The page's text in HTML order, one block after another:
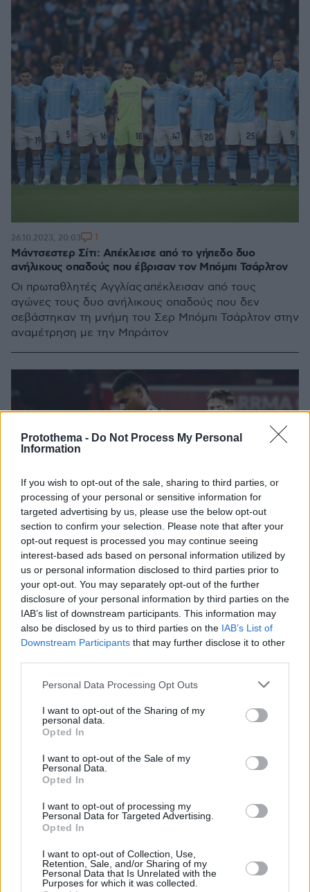
Protothema - Do Not Process My Personal
Information
If you wish to opt-out of the sale, sharing to third parties, or
processing of your personal or sensitive information for
targeted advertising by us, please use the below opt-out
section to confirm your selection. Please note that after your
opt-out request is processed you may continue seeing
interest-based ads based on personal information utilized by
us or personal information disclosed to third parties prior to
your opt-out. You may separately opt-out of the further
disclosure of your personal information by third parties on the
IAB’s list of downstream participants. This information may
also be disclosed by us to third parties on the IAB’s List of
Downstream Participants that may further disclose it to other
Please note that this website/app uses one or more Google
not limited to your visit or usage behaviour. You may click to
grant or deny consent to Google and its third-party tags to
use your data for below specified purposes in below Google
consent section.
Personal Data Processing Opt Outs
I want to opt-out of the Sharing of my
personal data.
Opted In
I want to opt-out of the Sale of my
Personal Data.
Opted In
I want to opt-out of processing my
Personal Data for Targeted Advertising.
Opted In
I want to opt-out of Collection, Use,
Retention, Sale, and/or Sharing of my
Personal Data that Is Unrelated with the
Purposes for which it was collected.
Μάντσεστερ Σίτι: Απέκλεισε από το γήπεδο δυο
ανήλικους οπαδούς που έβρισαν τον Μπόμπι Τσάρλτον
Οι πρωταθλητές Αγγλίας απέκλεισαν από τους
αγώνες τους δυο ανήλικους οπαδούς που δεν
σεβάστηκαν τη μνήμη του Σερ Μπόμπι Τσάρλτον στην
αναμέτρηση με την Μπράιτον
26.10.2023, 20:03 1
Premier League, Σέφιλντ - Μάντσεστερ Γιουνάιτεντ 1-2:
Οι «κόκκινοι διάβολοι» κατάφεραν να πάρουν τη νίκη
με το γκολ του Νταλό στο 77΄ απέναντι στην ουραγό